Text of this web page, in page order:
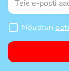
Nõustun